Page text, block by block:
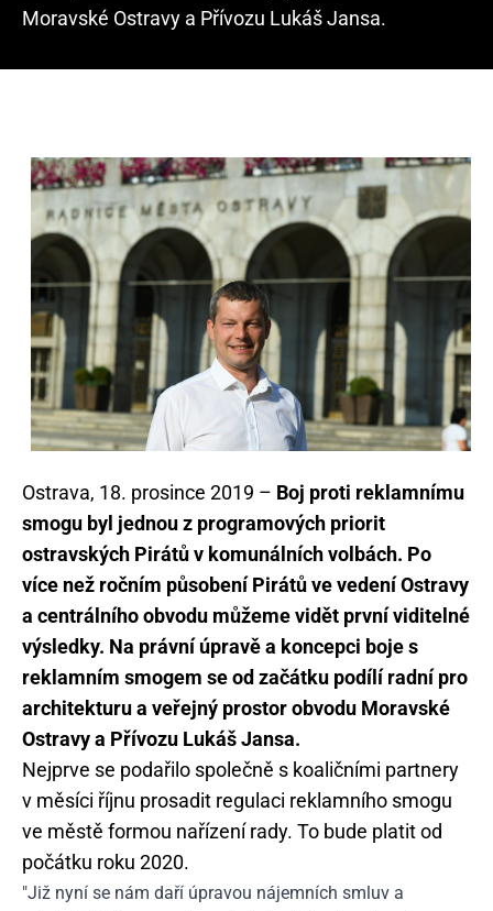
Moravské Ostravy a Přívozu Lukáš Jansa.
Ostrava, 18. prosince 2019 – Boj proti reklamnímu
smogu byl jednou z programových priorit
ostravských Pirátů v komunálních volbách. Po
více než ročním působení Pirátů ve vedení Ostravy
a centrálního obvodu můžeme vidět první viditelné
výsledky. Na právní úpravě a koncepci boje s
reklamním smogem se od začátku podílí radní pro
architekturu a veřejný prostor obvodu Moravské
Ostravy a Přívozu Lukáš Jansa.
Nejprve se podařilo společně s koaličními partnery
v měsíci říjnu prosadit regulaci reklamního smogu
ve městě formou nařízení rady. To bude platit od
počátku roku 2020.
"Již nyní se nám daří úpravou nájemních smluv a